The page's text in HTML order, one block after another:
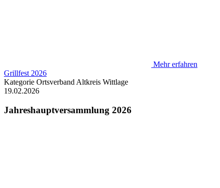
Mehr erfahren
Grillfest 2026
Kategorie Ortsverband Altkreis Wittlage
19.02.2026
Jahreshauptversammlung 2026